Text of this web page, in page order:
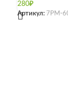
280₽
Артикул: 7РМ-